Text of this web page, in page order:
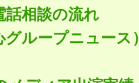
話相談の流れ
グループニュース）